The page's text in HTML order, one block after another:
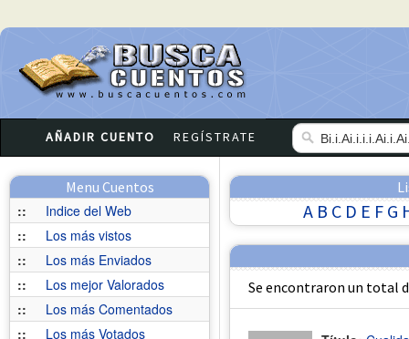
AÑADIR CUENTO REGÍSTRATE
Menu Cuentos
::
Indice del Web
::
Los más vistos
::
Los más Enviados
::
Los mejor Valorados
::
Los más Comentados
::
Los más Votados
A B C D E F G
Se encontraron un total